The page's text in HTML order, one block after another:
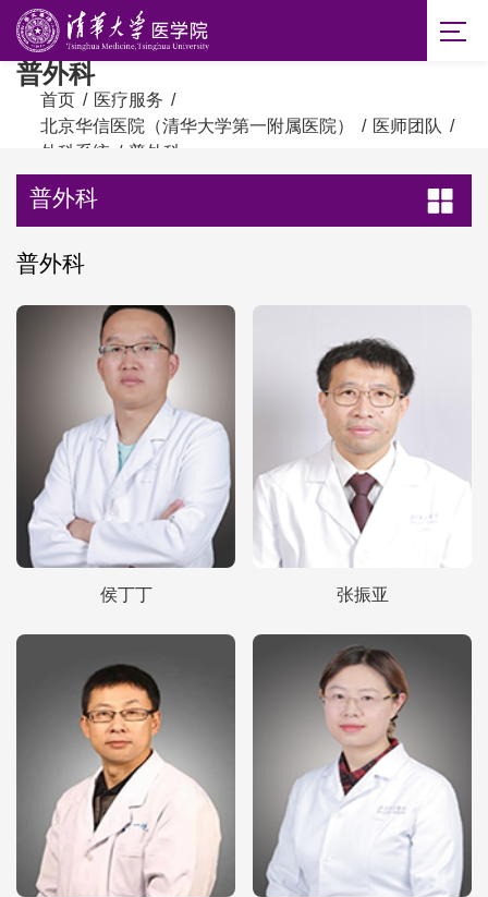
普外科
首页 / 医疗服务 /
北京华信医院（清华大学第一附属医院）
/ 医师团队 /
外科系统 / 普外科
普外科
普外科
侯丁丁 张振亚